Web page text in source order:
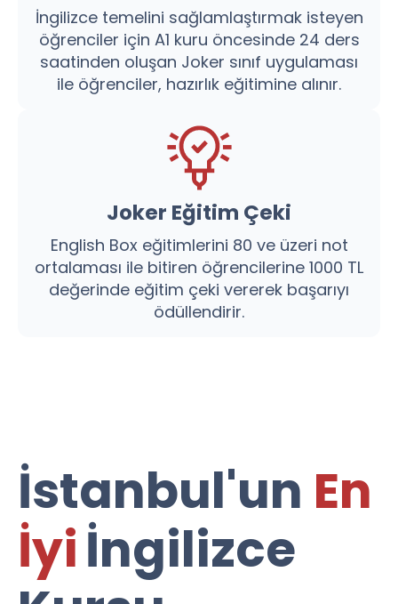
İngilizce temelini sağlamlaştırmak isteyen
öğrenciler için A1 kuru öncesinde 24 ders
saatinden oluşan Joker sınıf uygulaması
ile öğrenciler, hazırlık eğitimine alınır.
Joker Eğitim Çeki
English Box eğitimlerini 80 ve üzeri not
ortalaması ile bitiren öğrencilerine 1000 TL
değerinde eğitim çeki vererek başarıyı
ödüllendirir.
İstanbul'un En
İyiİngilizce